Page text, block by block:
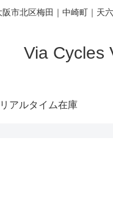
阪市北区梅田｜中崎町｜天
Via Cycles
リアルタイム在庫